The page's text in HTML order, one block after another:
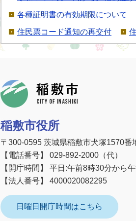
各種証明書の有効期限について
住民票コード通知の再交付
稲敷市役所
〒300-0595 茨城県稲敷市犬塚1570番
【電話番号】 029-892-2000（代）
【開庁時間】 平日:午前8時30分から
【法人番号】 4000020082295
日曜日開庁時間はこちら